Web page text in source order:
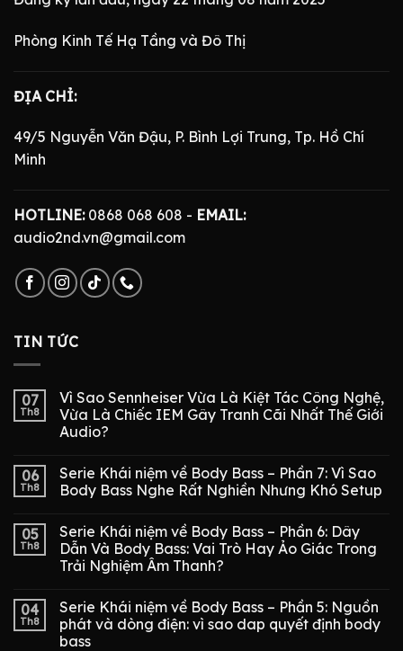
Phòng Kinh Tế Hạ Tầng và Đô Thị
ĐỊA CHỈ:
49/5 Nguyễn Văn Đậu, P. Bình Lợi Trung, Tp. Hồ Chí
Minh
HOTLINE:0868 068 608 - EMAIL:
audio2nd.vn@gmail.com
TIN TỨC
07
Th8
Vì Sao Sennheiser Vừa Là Kiệt Tác Công Nghệ,
Vừa Là Chiếc IEM Gây Tranh Cãi Nhất Thế Giới
Audio?
06
Th8
Serie Khái niệm về Body Bass – Phần 7: Vì Sao
Body Bass Nghe Rất Nghiền Nhưng Khó Setup
05
Th8
Serie Khái niệm về Body Bass – Phần 6: Dây
Dẫn Và Body Bass: Vai Trò Hay Ảo Giác Trong
Trải Nghiệm Âm Thanh?
04
Th8
Serie Khái niệm về Body Bass – Phần 5: Nguồn
phát và dòng điện: vì sao dap quyết định body
bass